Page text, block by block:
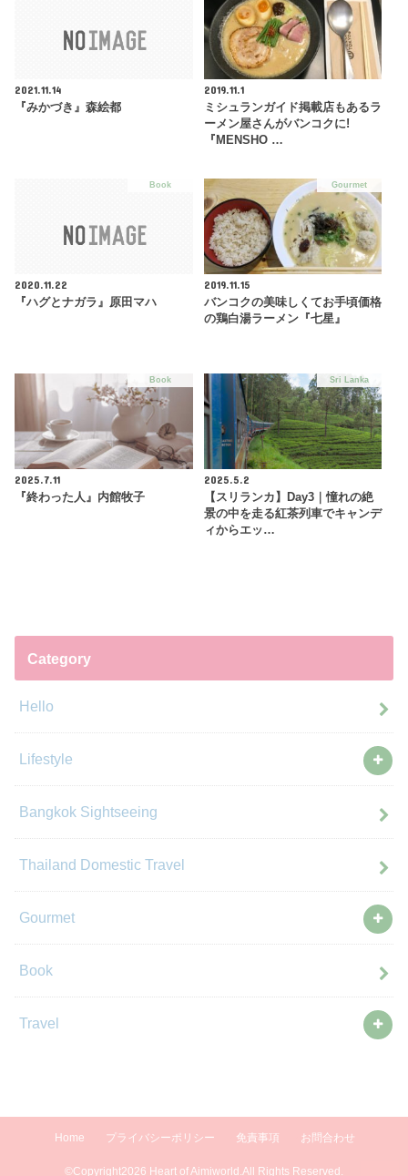
2021.11.14
『みかづき』森絵都
2019.11.1
ミシュランガイド掲載店もあるラ
ーメン屋さんがバンコクに!
『MENSHO …
Book
2020.11.22
『ハグとナガラ』原田マハ
Gourmet
2019.11.15
バンコクの美味しくてお手頃価格
の鶏白湯ラーメン『七星』
Book
2025.7.11
『終わった人』内館牧子
Sri Lanka
2025.5.2
【スリランカ】Day3｜憧れの絶
景の中を走る紅茶列車でキャンデ
ィからエッ…
Category
Hello
Lifestyle
Bangkok Sightseeing
Thailand Domestic Travel
Gourmet
Book
Travel
Home プライバシーポリシー 免責事項 お問合わせ
©Copyright2026 Heart of Aimiworld .All Rights Reserved.